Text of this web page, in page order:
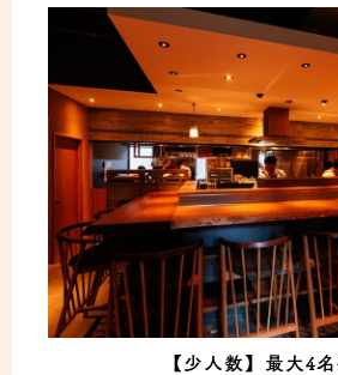
【少人数】最大4